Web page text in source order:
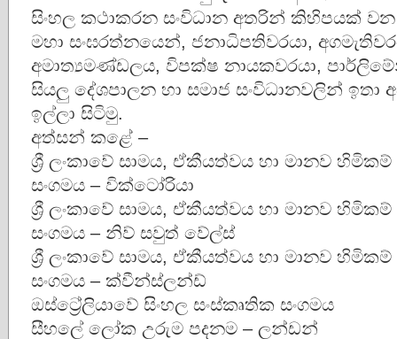
සිංහල කථාකරන සංවිධාන අතරින් කිහිපයක්
මහා සංඝරත්නයෙන්, ජනාධිපතිවරයා,
අමාත්‍යමණ්ඩලය, විපක්ෂ නායකවරයා,
සියලු දේශපාලන හා සමාජ සංවිධානවලින් ඉතා
ඉල්ලා සිටිමු.
අත්සන් කළේ –
ශ්‍රී ලංකාවේ සාමය, ඒකීයත්වය හා මානව හිමිකම්
සංගමය – වික්ටෝරියා
ශ්‍රී ලංකාවේ සාමය, ඒකීයත්වය හා මානව හිමිකම්
සංගමය – නිව් සවුත් වේල්ස්
ශ්‍රී ලංකාවේ සාමය, ඒකීයත්වය හා මානව හිමිකම්
සංගමය – ක්වීන්ස්ලන්ඩ්
ඔස්ට්‍රේලියාවේ සිංහල සංස්කෘතික සංගමය
සීහලේ ලෝක උරුම පදනම – ලන්ඩන්